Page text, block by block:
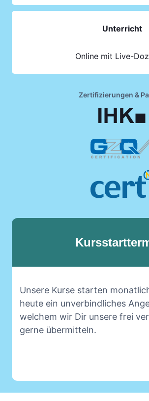
Unterricht
Online mit Live-
Zertifizierungen &
Unsere Kurse starten
heute ein unverbindliches
welchem wir Dir unsere frei
gerne übermitteln.